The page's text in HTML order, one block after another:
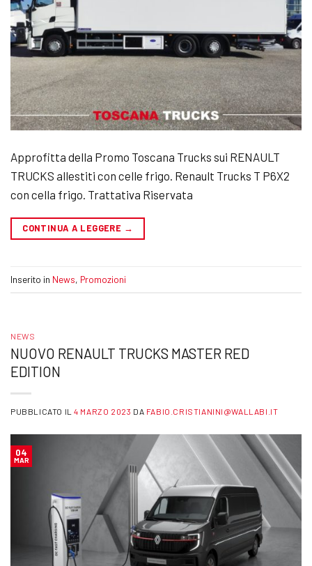
Approfitta della Promo Toscana Trucks sui RENAULT
TRUCKS allestiti con celle frigo. Renault Trucks T P6X2
con cella frigo. Trattativa Riservata
CONTINUA A LEGGERE →
Inserito in News, Promozioni
NEWS
NUOVO RENAULT TRUCKS MASTER RED
EDITION
PUBBLICATO IL4 MARZO 2023 DA FABIO.CRISTIANINI@WALLABI.IT
04
MAR